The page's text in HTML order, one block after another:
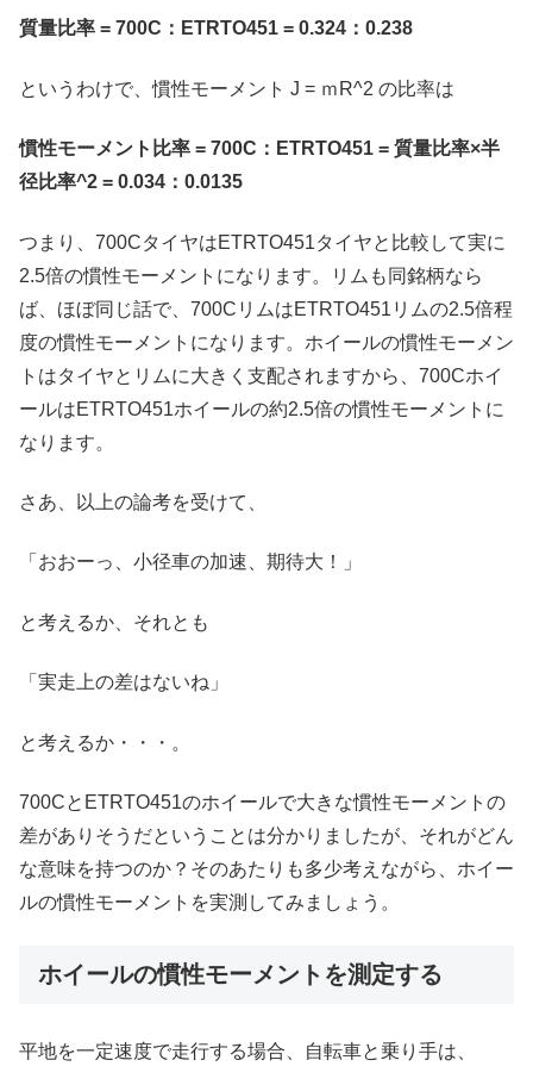
質量比率 = 700C：ETRTO451 = 0.324：0.238
というわけで、慣性モーメント J = ｍR^2 の比率は
慣性モーメント比率 = 700C：ETRTO451 = 質量比率×半
径比率^2 = 0.034：0.0135
つまり、700CタイヤはETRTO451タイヤと比較して実に
2.5倍の慣性モーメントになります。リムも同銘柄なら
ば、ほぼ同じ話で、700CリムはETRTO451リムの2.5倍程
度の慣性モーメントになります。ホイールの慣性モーメン
トはタイヤとリムに大きく支配されますから、700Cホイ
ールはETRTO451ホイールの約2.5倍の慣性モーメントに
なります。
さあ、以上の論考を受けて、
「おおーっ、小径車の加速、期待大！」
と考えるか、それとも
「実走上の差はないね」
と考えるか・・・。
700CとETRTO451のホイールで大きな慣性モーメントの
差がありそうだということは分かりましたが、それがどん
な意味を持つのか？そのあたりも多少考えながら、ホイー
ルの慣性モーメントを実測してみましょう。
ホイールの慣性モーメントを測定する
平地を一定速度で走行する場合、自転車と乗り手は、